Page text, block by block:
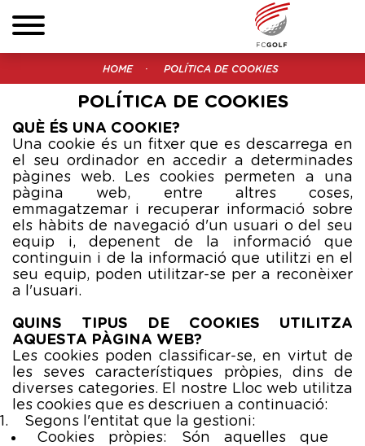
HOME POLÍTICA DE COOKIES
POLÍTICA DE COOKIES
QUÈ ÉS UNA COOKIE?
Una cookie és un fitxer que es descarrega en
el seu ordinador en accedir a determinades
pàgines web. Les cookies permeten a una
pàgina web, entre altres coses,
emmagatzemar i recuperar informació sobre
els hàbits de navegació d'un usuari o del seu
equip i, depenent de la informació que
continguin i de la informació que utilitzi en el
seu equip, poden utilitzar-se per a reconèixer
a l'usuari.
QUINS TIPUS DE COOKIES UTILITZA
AQUESTA PÀGINA WEB?
Les cookies poden classificar-se, en virtut de
les seves característiques pròpies, dins de
diverses categories. El nostre Lloc web utilitza
les cookies que es descriuen a continuació:
Segons l'entitat que la gestioni:
Cookies pròpies: Són aquelles que